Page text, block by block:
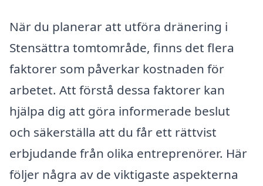
När du planerar att utföra dränering i
Stensättra tomtområde, finns det flera
faktorer som påverkar kostnaden för
arbetet. Att förstå dessa faktorer kan
hjälpa dig att göra informerade beslut
och säkerställa att du får ett rättvist
erbjudande från olika entreprenörer. Här
följer några av de viktigaste aspekterna